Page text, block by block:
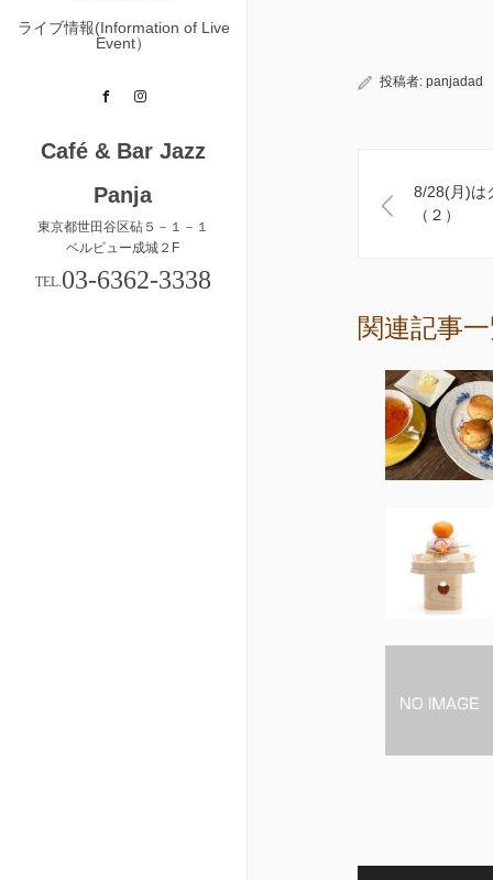
ライブ情報(Information of Live
Event）
Facebook
Café & Bar Jazz
Panja
東京都世田谷区砧５－１－１
ベルビュー成城２F
TEL. 03-6362-3338
投稿者: panjadad
8/28(月)は
（２）
関連記事